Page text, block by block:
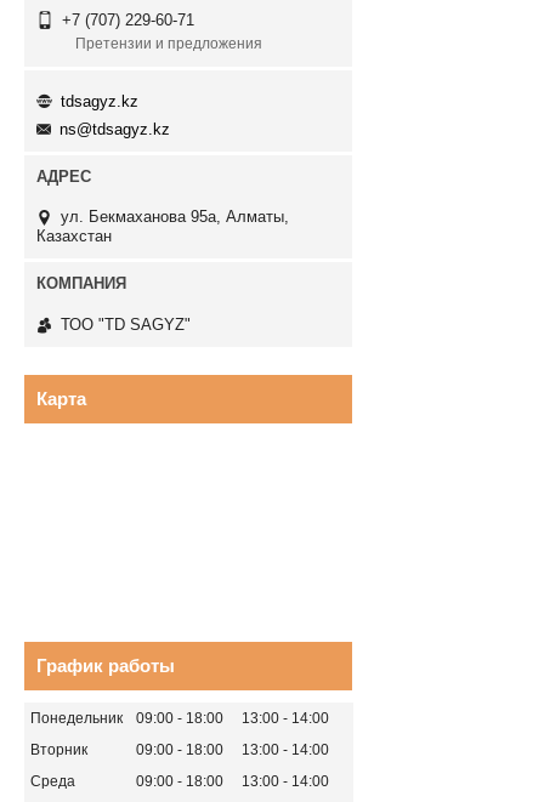
+7 (707) 229-60-71
Претензии и предложения
tdsagyz.kz
ns@tdsagyz.kz
ул. Бекмаханова 95а, Алматы,
Казахстан
ТОО "TD SAGYZ"
Карта
График работы
Понедельник 09:00 18:00 13:00
14:00
Вторник
09:00 18:00 13:00
14:00
Среда
09:00 18:00 13:00
14:00